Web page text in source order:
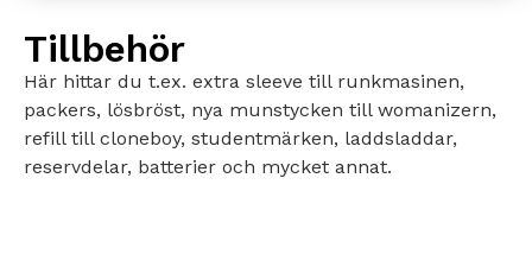
Tillbehör
Här hittar du t.ex. extra sleeve till runkmasinen,
packers, lösbröst, nya munstycken till womanizern,
refill till cloneboy, studentmärken, laddsladdar,
reservdelar, batterier och mycket annat.